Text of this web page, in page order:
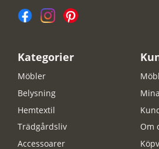
Kategorier
Möbler
Belysning
Hemtextil
Trädgårdsliv
Accessoarer
Om